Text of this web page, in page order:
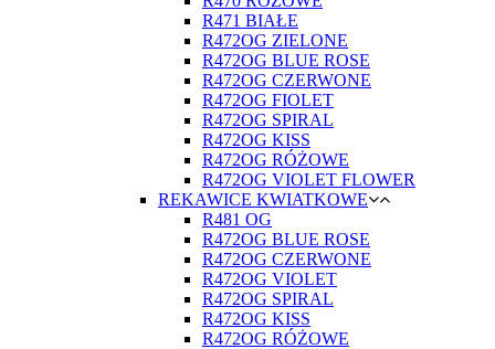
R471 BIAŁE
R472OG ZIELONE
R472OG BLUE ROSE
R472OG CZERWONE
R472OG FIOLET
R472OG SPIRAL
R472OG KISS
R472OG RÓŻOWE
R472OG VIOLET FLOWER
REKAWICE KWIATKOWE
R481 OG
R472OG BLUE ROSE
R472OG CZERWONE
R472OG VIOLET
R472OG SPIRAL
R472OG KISS
R472OG RÓŻOWE